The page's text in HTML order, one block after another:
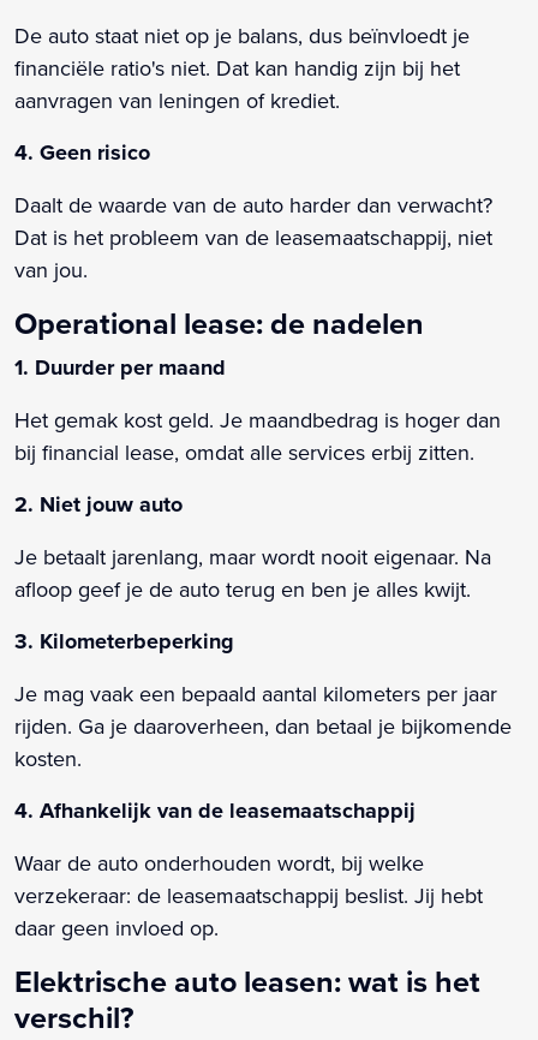
De auto staat niet op je balans, dus beïnvloedt je
financiële ratio's niet. Dat kan handig zijn bij het
aanvragen van leningen of krediet.
4. Geen risico
Daalt de waarde van de auto harder dan verwacht?
Dat is het probleem van de leasemaatschappij, niet
van jou.
Operational lease: de nadelen
1. Duurder per maand
Het gemak kost geld. Je maandbedrag is hoger dan
bij financial lease, omdat alle services erbij zitten.
2. Niet jouw auto
Je betaalt jarenlang, maar wordt nooit eigenaar. Na
afloop geef je de auto terug en ben je alles kwijt.
3. Kilometerbeperking
Je mag vaak een bepaald aantal kilometers per jaar
rijden. Ga je daaroverheen, dan betaal je bijkomende
kosten.
4. Afhankelijk van de leasemaatschappij
Waar de auto onderhouden wordt, bij welke
verzekeraar: de leasemaatschappij beslist. Jij hebt
daar geen invloed op.
Elektrische auto leasen: wat is het
verschil?